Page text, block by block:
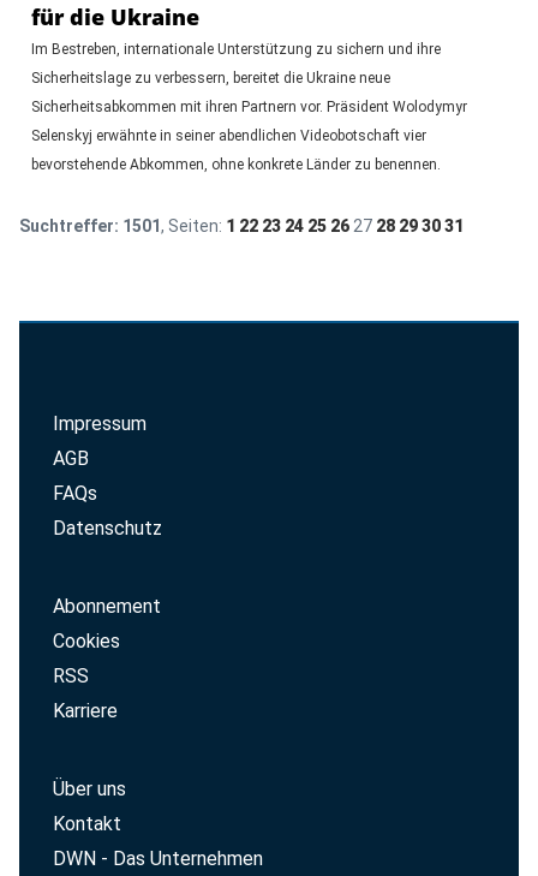
für die Ukraine
Im Bestreben, internationale Unterstützung zu sichern und ihre
Sicherheitslage zu verbessern, bereitet die Ukraine neue
Sicherheitsabkommen mit ihren Partnern vor. Präsident Wolodymyr
Selenskyj erwähnte in seiner abendlichen Videobotschaft vier
bevorstehende Abkommen, ohne konkrete Länder zu benennen.
Suchtreffer: 1501, Seiten: 1 22 23 24 25 26 27 28 29 30 31
Impressum
AGB
FAQs
Datenschutz
Abonnement
Cookies
RSS
Karriere
Über uns
Kontakt
DWN - Das Unternehmen